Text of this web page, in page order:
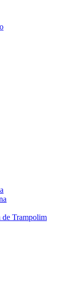
de Trampolim